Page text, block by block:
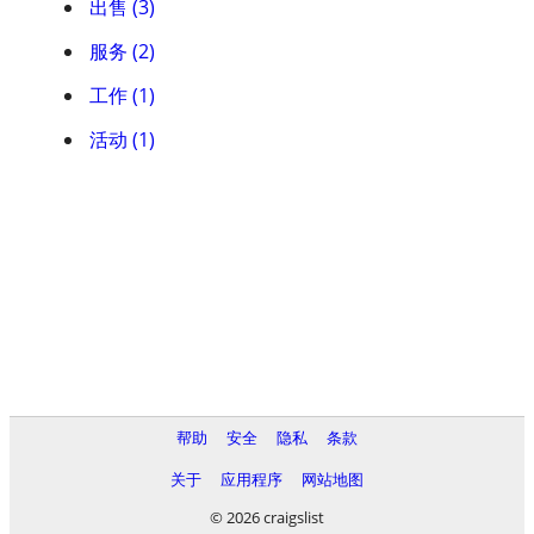
出售 (3)
服务 (2)
工作 (1)
活动 (1)
帮助 安全 隐私
条款
关于
应用程序
网站地图
© 2026 craigslist